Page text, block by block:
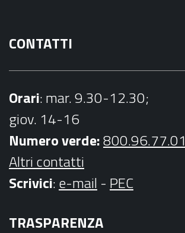
CONTATTI
Orari: mar. 9.30-12.30;
giov. 14-16
Numero verde:800.96.77.01
Altri contatti
Scrivici:e-mail - PEC
TRASPARENZA